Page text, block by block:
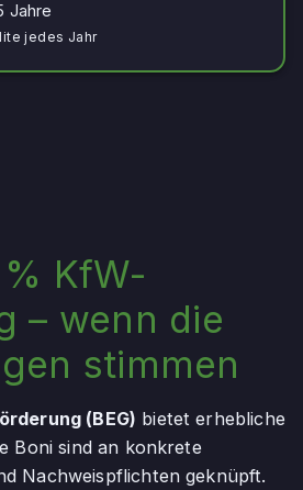
Jahre
jedes Jahr
KfW-
– wenn die
stimmen
(BEG) bietet erhebliche
Boni sind an konkrete
Nachweispflichten geknüpft.